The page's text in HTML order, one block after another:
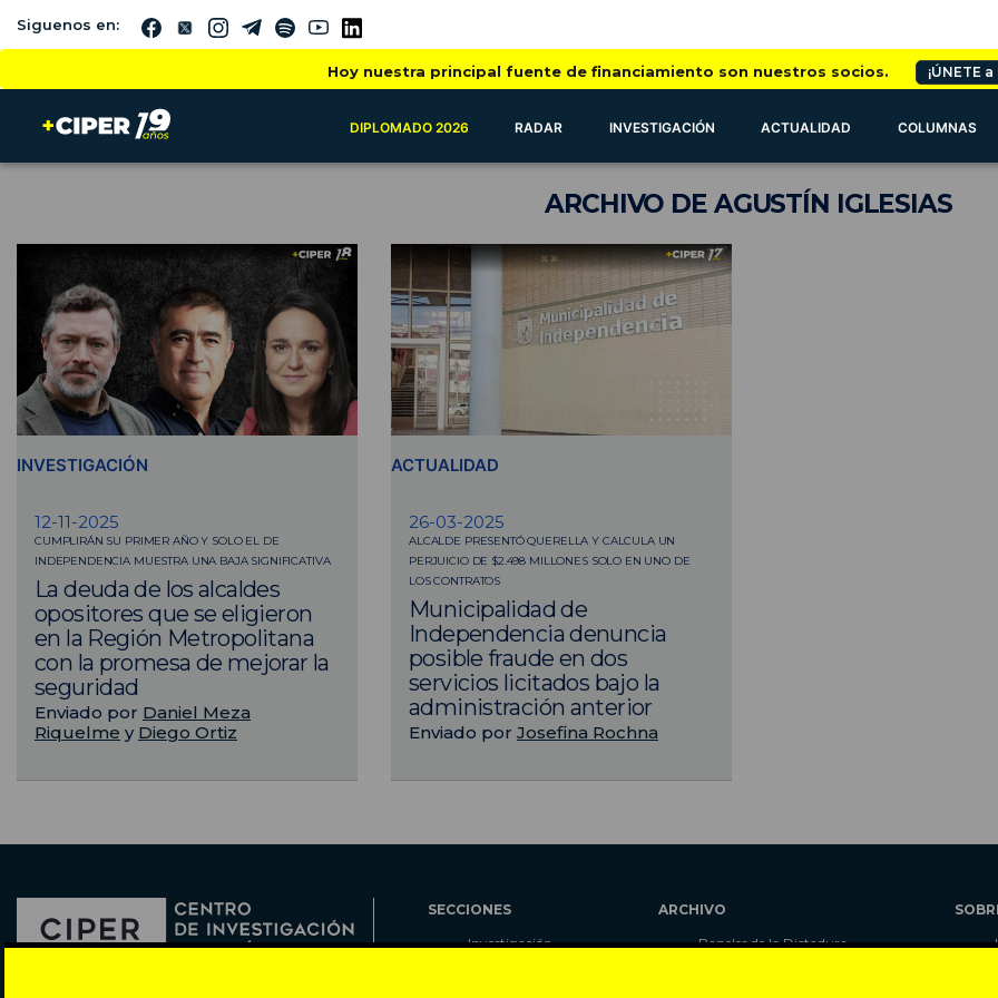
Siguenos en:
Hoy nuestra principal fuente de financiamiento son nuestros socios. ¡ÚNETE
DIPLOMADO 2026 RADAR INVESTIGACIÓN ACTUALIDAD COLUMNAS
ARCHIVO DE AGUSTÍN IGLESIAS
INVESTIGACIÓN
12-11-2025
CUMPLIRÁN SU PRIMER AÑO Y SOLO EL DE
INDEPENDENCIA MUESTRA UNA BAJA SIGNIFICATIVA
La deuda de los alcaldes
opositores que se eligieron
en la Región Metropolitana
con la promesa de mejorar la
seguridad
Enviado por Daniel Meza
Riquelme y Diego Ortiz
ACTUALIDAD
26-03-2025
ALCALDE PRESENTÓ QUERELLA Y CALCULA UN
PERJUICIO DE $2.498 MILLONES SOLO EN UNO DE
LOS CONTRATOS
Municipalidad de
Independencia denuncia
posible fraude en dos
servicios licitados bajo la
administración anterior
Enviado por Josefina Rochna
SECCIONES
Investigación
ARCHIVO
Papeles de la Dictadura